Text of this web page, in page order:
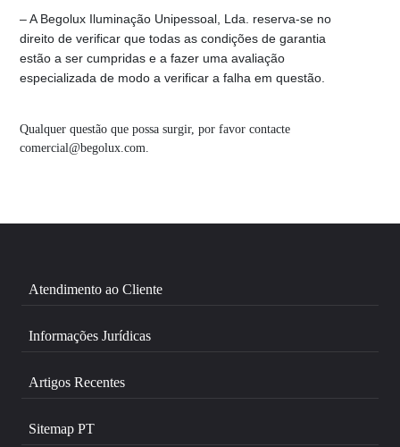
– A Begolux Iluminação Unipessoal, Lda. reserva-se no
direito de verificar que todas as condições de garantia
estão a ser cumpridas e a fazer uma avaliação
especializada de modo a verificar a falha em questão.
Qualquer questão que possa surgir, por favor contacte
comercial@begolux.com.
Atendimento ao Cliente
Informações Jurídicas
Artigos Recentes
Sitemap PT